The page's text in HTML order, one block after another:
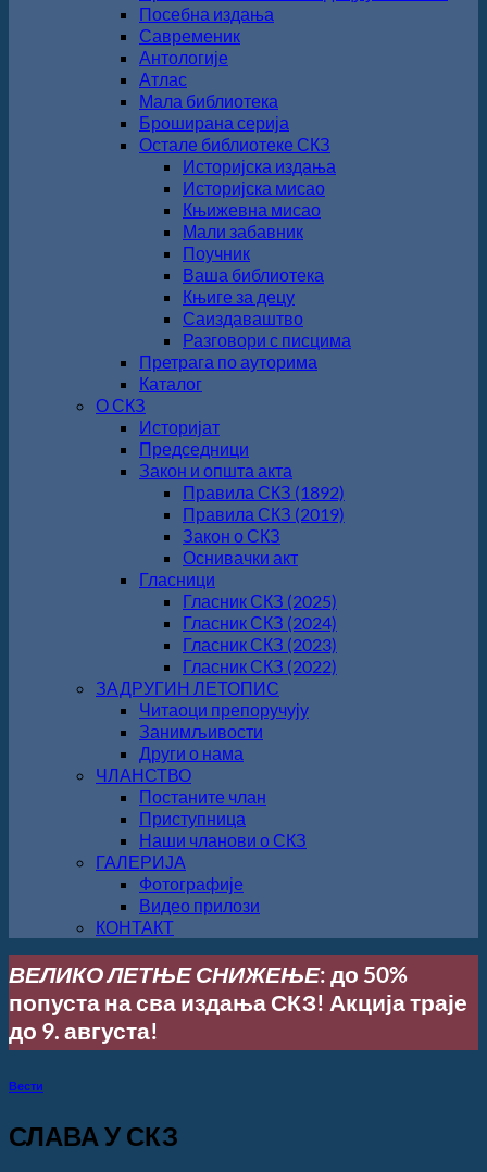
Посебна издања
Савременик
Антологије
Атлас
Мала библиотека
Броширана серија
Остале библиотеке СКЗ
Историјска издања
Историјска мисао
Књижевна мисао
Мали забавник
Поучник
Ваша библиотека
Књиге за децу
Саиздаваштво
Разговори с писцима
Претрага по ауторима
Каталог
О СКЗ
Историјат
Председници
Закон и општа акта
Правила СКЗ (1892)
Правила СКЗ (2019)
Закон о СКЗ
Оснивачки акт
Гласници
Гласник СКЗ (2025)
Гласник СКЗ (2024)
Гласник СКЗ (2023)
Гласник СКЗ (2022)
ЗАДРУГИН ЛЕТОПИС
Читаоци препоручују
Занимљивости
Други о нама
ЧЛАНСТВО
Постаните члан
Приступница
Наши чланови о СКЗ
ГАЛЕРИЈА
Фотографије
Видео прилози
КОНТАКТ
ВЕЛИКО ЛЕТЊЕ СНИЖЕЊЕ: до 50%
попуста на сва издања СКЗ! Акција траје
до 9. августа!
Вести
СЛАВА У СКЗ